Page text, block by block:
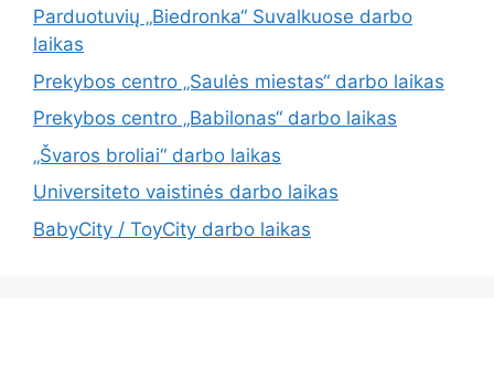
Parduotuvių „Biedronka“ Suvalkuose darbo
laikas
Prekybos centro „Saulės miestas“ darbo laikas
Prekybos centro „Babilonas“ darbo laikas
„Švaros broliai“ darbo laikas
Universiteto vaistinės darbo laikas
BabyCity / ToyCity darbo laikas